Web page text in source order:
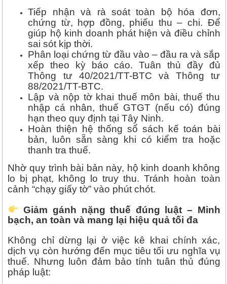
Tiếp nhận và rà soát toàn bộ hóa đơn,
chứng từ, hợp đồng, phiếu thu – chi. Để
giúp hộ kinh doanh phát hiện và điều chỉnh
sai sót kịp thời.
Phân loại chứng từ đầu vào – đầu ra và sắp
xếp theo kỳ báo cáo. Tuân thủ đầy đủ
Thông tư 40/2021/TT-BTC và Thông tư
88/2021/TT-BTC.
Lập và nộp tờ khai thuế môn bài, thuế thu
nhập cá nhân, thuế GTGT (nếu có) đúng
hạn theo quy định tại Tây Ninh.
Hoàn thiện hệ thống sổ sách kế toán bài
bản, luôn sẵn sàng khi có kiểm tra hoặc
thanh tra thuế.
Nhờ quy trình bài bản này, hộ kinh doanh không
lo bị phạt, không lo truy thu. Tránh hoàn toàn
cảnh “chạy giấy tờ” vào phút chót.
Giảm gánh nặng thuế đúng luật – Minh
bạch, an toàn và mang lại hiệu quả tối đa
Không chỉ dừng lại ở việc kê khai chính xác,
dịch vụ còn hướng đến mục tiêu tối ưu nghĩa vụ
thuế. Nhưng luôn đảm bảo tính tuân thủ đúng
pháp luật: